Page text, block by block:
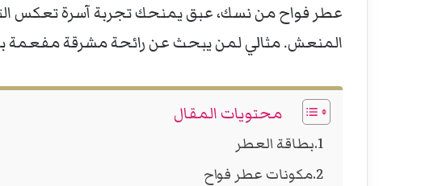
عطر فواح من نسك، عبق يمنحك تجربة آسرة تعكس
المنعش. مثالي لمن يبحث عن رائحة مشرقة مفعمة
محتويات المقال
بطاقة العطر
مكونات عطر فواح